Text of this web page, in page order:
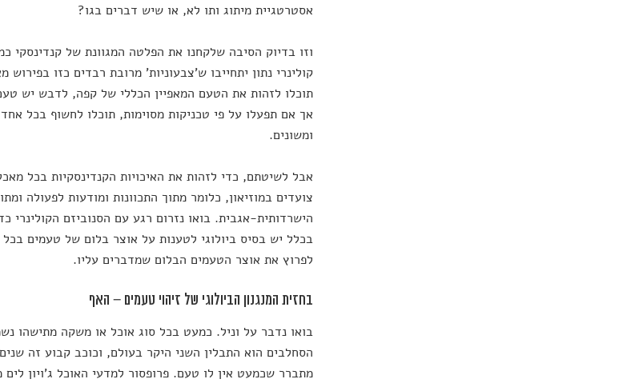
אסטרטגיית מיתוג ותו לא, או שיש דברים בגו?
וזו בדיוק הסיבה שלקחנו את הפלטה המגוונת של קנדינסקי
קולינרי נתון יתחייבו ש'צבעוניות' מרובת רבדים כזו
תוכלו לזהות את הטעם המאפיין הכללי של קפה, לדבש יש
אך אם תפעלו על פי טכניקות מסוימות, תוכלו לחשוף בכל
ומשונים.
אבל לשיטתם, כדי לזהות את האיכויות הקנדינסקיות בכל
צועדים במוזיאון, כלומר מתוך התכוונות ומודעות לפעולה
הישרדותית-אגבית. בואו נזרום רגע עם הסנוביזם
בכלל יש בסיס ביולוגי לטענות על אוצר בלום של טעמים
לפרוץ את אוצר הטעמים הבלום שמדברים עליו.
בחזית המנגנון הביולוגי של זיהוי טעמים – האף
בואו נדבר על וניל. כמעט בכל סוג אוכל או משקה מתישהו
הסחלבים הוא התבלין השני היקר בעולם, וכוכב קבוע זה
מתברר שכמעט אין לו טעם. פרופסור למדעי האוכל ג'ויון לים